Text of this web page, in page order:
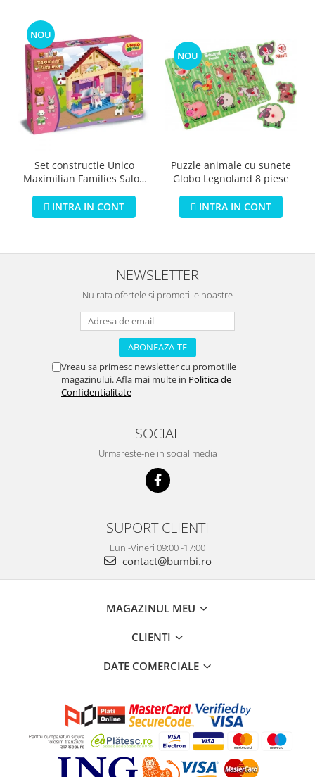
NOU
Set constructie Unico
Maximilian Families Salon
INTRA IN CONT
NOU
Puzzle animale cu sunete
Globo Legnoland 8 piese
INTRA IN CONT
NEWSLETTER
Nu rata ofertele si promotiile noastre
Vreau sa primesc newsletter cu promotiile
magazinului. Afla mai multe in Politica de
Confidentialitate
SOCIAL
Urmareste-ne in social media
SUPORT CLIENTI
Luni-Vineri 09:00 -17:00
contact@bumbi.ro
MAGAZINUL MEU
CLIENTI
DATE COMERCIALE